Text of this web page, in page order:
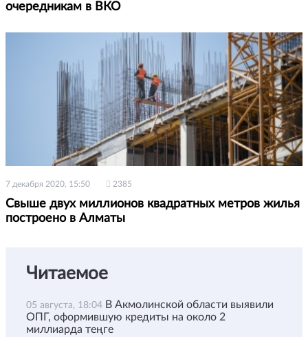
очередникам в ВКО
7 декабря 2020, 15:50 2385
Свыше двух миллионов квадратных метров жилья
построено в Алматы
Читаемое
05 августа, 18:04 В Акмолинской области выявили
ОПГ, оформившую кредиты на около 2
миллиарда теңге